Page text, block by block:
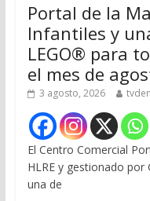
Portal de la
Infantiles y
LEGO® para
el mes de
3 agosto, 2026
El Centro Comercial
HLRE y gestionado
una de